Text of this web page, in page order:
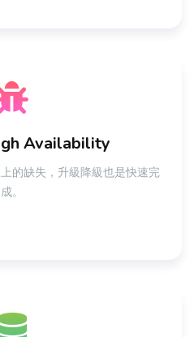
Availability
的缺失，升級降級也是快速完
成。